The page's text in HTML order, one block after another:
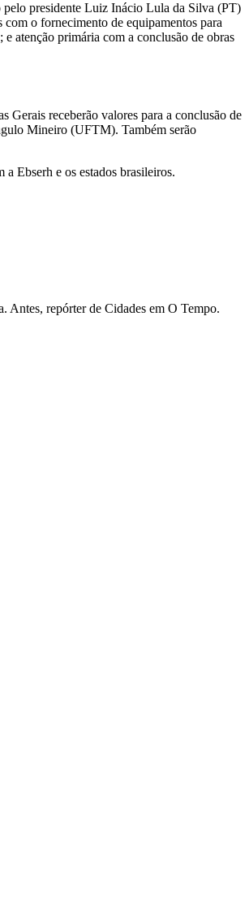
pelo presidente Luiz Inácio Lula da Silva (PT)
o fornecimento de equipamentos para
atenção primária com a conclusão de obras
receberão valores para a conclusão de
Mineiro (UFTM). Também serão
Ebserh e os estados brasileiros.
Antes, repórter de Cidades em O Tempo.